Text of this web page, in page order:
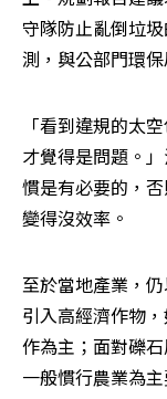
守隊防止亂倒垃
測，與公部門環
「看到違規的太
才覺得是問題。
慣是有必要的，
變得沒效率。
至於當地產業，
引入高經濟作物
作為主；面對礫
一般慣行農業為